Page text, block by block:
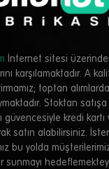
İnternet sitesi
karşılamaktadır. A
toptan
Stoktan
güvencesiyle kredi kartı
satın alabilirsiniz.
bu yolda
sunmayı